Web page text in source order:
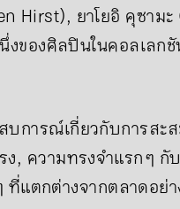
Hirst), ยาโยอิ คุซามะ
งของศิลปินในคอลเลก
การณ์เกี่ยวกับการสะ
, ความทรงจำแรก ๆ
แตกต่างจากตลาดอย่